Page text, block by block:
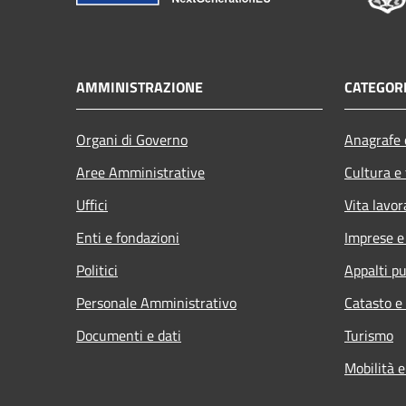
AMMINISTRAZIONE
Organi di Governo
Aree Amministrative
Uffici
Enti e fondazioni
Politici
Personale Amministrativo
Documenti e dati
Cultura
Vita
Imprese
Appalti
Catasto
Turismo
Mobilità